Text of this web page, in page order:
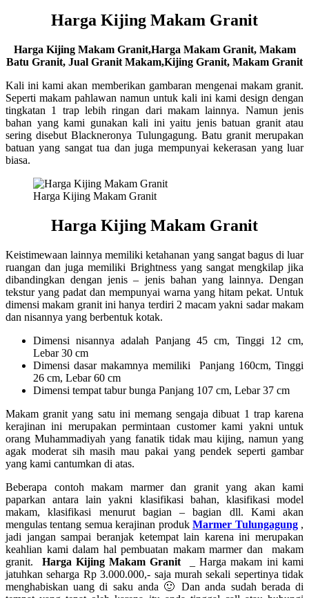
Harga Kijing Makam Granit
Harga Kijing Makam Granit,Harga Makam Granit, Makam
Batu Granit, Jual Granit Makam,Kijing Granit, Makam Granit
Kali ini kami akan memberikan gambaran mengenai makam granit.
Seperti makam pahlawan namun untuk kali ini kami design dengan
tingkatan 1 trap lebih ringan dari makam lainnya. Namun jenis
bahan yang kami gunakan kali ini yaitu jenis batuan granit atau
sering disebut Blackneronya Tulungagung. Batu granit merupakan
batuan yang sangat tua dan juga mempunyai kekerasan yang luar
biasa.
Harga Kijing Makam Granit
Harga Kijing Makam Granit
Keistimewaan lainnya memiliki ketahanan yang sangat bagus di luar
ruangan dan juga memiliki Brightness yang sangat mengkilap jika
dibandingkan dengan jenis – jenis bahan yang lainnya. Dengan
tekstur yang padat dan mempunyai warna yang hitam pekat. Untuk
dimensi makam granit ini hanya terdiri 2 macam yakni sadar makam
dan nisannya yang berbentuk kotak.
Dimensi nisannya adalah Panjang 45 cm, Tinggi 12 cm,
Lebar 30 cm
Dimensi dasar makamnya memiliki Panjang 160cm, Tinggi
26 cm, Lebar 60 cm
Dimensi tempat tabur bunga Panjang 107 cm, Lebar 37 cm
Makam granit yang satu ini memang sengaja dibuat 1 trap karena
kerajinan ini merupakan permintaan customer kami yakni untuk
orang Muhammadiyah yang fanatik tidak mau kijing, namun yang
agak moderat sih masih mau pakai yang pendek seperti gambar
yang kami cantumkan di atas.
Beberapa contoh makam marmer dan granit yang akan kami
paparkan antara lain yakni klasifikasi bahan, klasifikasi model
makam, klasifikasi menurut bagian – bagian dll. Kami akan
mengulas tentang semua kerajinan produkMarmer Tulungagung,
jadi jangan sampai beranjak ketempat lain karena ini merupakan
keahlian kami dalam hal pembuatan makam marmer dan makam
granit.
Harga Kijing Makam Granit _ Harga makam ini kami
jatuhkan seharga Rp 3.000.000,- saja murah sekali sepertinya tidak
menghabiskan uang di saku anda 🙂 Dan anda sudah berada di